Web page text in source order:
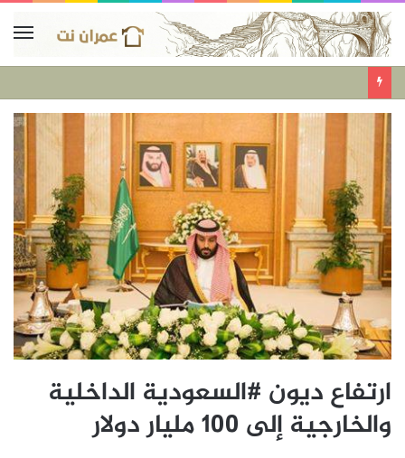
ارتفاع ديون #السعودية الداخلية
والخارجية إلى 100 مليار دولار